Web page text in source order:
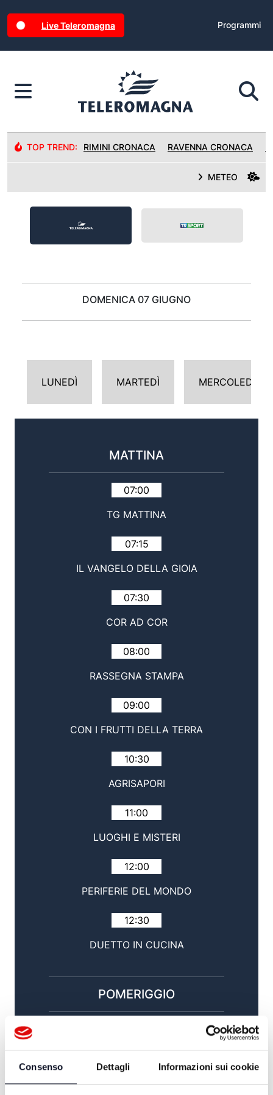
Consenso Dettagli Informazioni sui cookie
Live Teleromagna Programmi
TOP TREND: RIMINI CRONACA RAVENNA CRONACA
METEO
DOMENICA 07 GIUGNO
LUNEDÌ MARTEDÌ MERCOLEDÌ
MATTINA
07:00
TG MATTINA
07:15
IL VANGELO DELLA GIOIA
07:30
COR AD COR
08:00
RASSEGNA STAMPA
09:00
CON I FRUTTI DELLA TERRA
10:30
AGRISAPORI
11:00
LUOGHI E MISTERI
12:00
PERIFERIE DEL MONDO
12:30
DUETTO IN CUCINA
POMERIGGIO
TG GIORNO / SPORT
15:00